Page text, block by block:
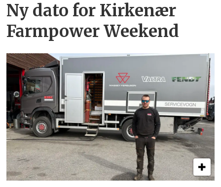
Ny dato for Kirkenær
Farmpower Weekend